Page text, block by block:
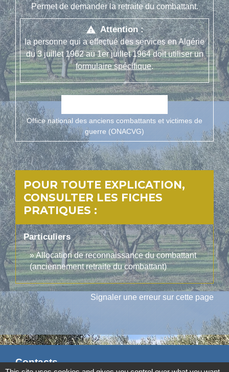
Permet de demander la retraite du combattant.
warning Attention :
la personne qui a effectué des services en Algérie
du 3 juillet 1962 au 1erjuillet 1964 doit utiliser un
formulaire spécifique.
Office national des anciens combattants et victimes de
guerre (ONACVG)
POUR TOUTE EXPLICATION,
CONSULTER LES FICHES
PRATIQUES :
Particuliers
Allocation de reconnaissance du combattant
(anciennement retraite du combattant)
Signaler une erreur sur cette page
Contacts